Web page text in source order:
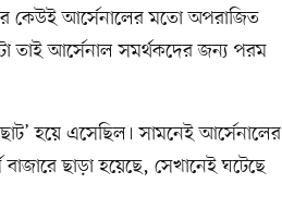
কেউই আর্সেনালের মতো অপরাজিত
তাই আর্সেনাল সমর্থকদের জন্য পরম
হয়ে এসেছিল। সামনেই আর্সেনালের
ছাড়া হয়েছে, সেখানেই ঘটেছে